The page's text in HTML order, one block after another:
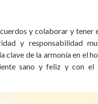
y colaborar y tener
y responsabilidad
clave de la armonía en el
sano y feliz y con el